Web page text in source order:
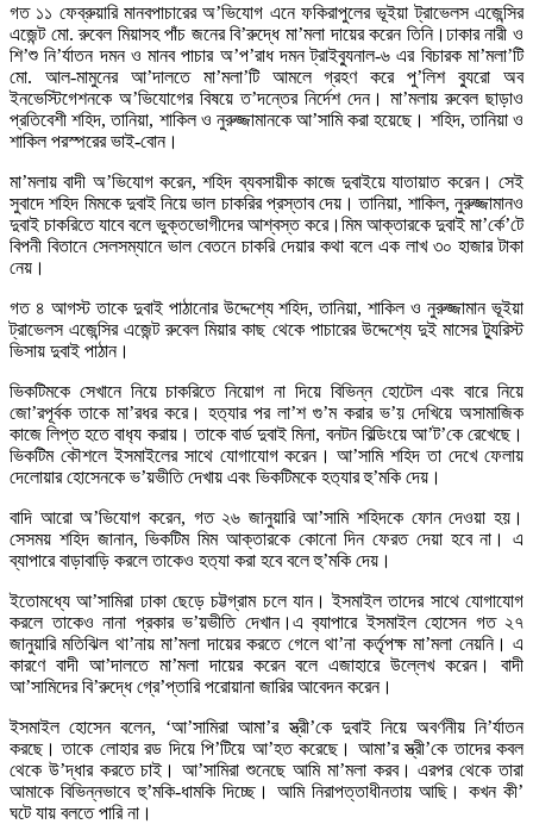
গত ১১ ফেব্রুয়ারি মানবপাচারের অ’ভিযোগ এনে ফকিরাপুলের ভূইয়া ট্রাভেলস এজেন্সির
এজেন্ট মো. রুবেল মিয়াসহ পাঁচ জনের বি’রুদ্ধে মা’মলা দায়ের করেন তিনি।ঢাকার নারী ও
শি’শু নি’র্যাতন দমন ও মানব পাচার অ’প’রাধ দমন ট্রাইব্যুনাল-৬ এর বিচারক মা’মলা’টি
মো. আল-মামুনের আ’দালতে মা’মলা’টি আমলে গ্রহণ করে পু’লিশ ব্যুরো অব
ইনভেস্টিগেশনকে অ’ভিযোগের বিষয়ে ত’দন্তের নির্দেশ দেন। মা’মলায় রুবেল ছাড়াও
প্রতিবেশী শহিদ, তানিয়া, শাকিল ও নুরুজ্জামানকে আ’সামি করা হয়েছে। শহিদ, তানিয়া ও
শাকিল পরস্পরের ভাই-বোন।
মা’মলায় বাদী অ’ভিযোগ করেন, শহিদ ব্যবসায়ীক কাজে দুবাইয়ে যাতায়াত করেন। সেই
সুবাদে শহিদ মিমকে দুবাই নিয়ে ভাল চাকরির প্রস্তাব দেয়। তানিয়া, শাকিল, নুরুজ্জামানও
দুবাই চাকরিতে যাবে বলে ভুক্তভোগীদের আশ্বস্ত করে।মিম আক্তারকে দুবাই মা’র্কে’টে
বিপনী বিতানে সেলসম্যানে ভাল বেতনে চাকরি দেয়ার কথা বলে এক লাখ ৩০ হাজার টাকা
নেয়।
গত ৪ আগস্ট তাকে দুবাই পাঠানোর উদ্দেশ্যে শহিদ, তানিয়া, শাকিল ও নুরুজ্জামান ভূইয়া
ট্রাভেলস এজেন্সির এজেন্ট রুবেল মিয়ার কাছ থেকে পাচারের উদ্দেশ্যে দুই মাসের ট্যুরিস্ট
ভিসায় দুবাই পাঠান।
ভিকটিমকে সেখানে নিয়ে চাকরিতে নিয়োগ না দিয়ে বিভিন্ন হোটেল এবং বারে নিয়ে
জো’রপূর্বক তাকে মা’রধর করে। হত‌্যার পর লা’শ গু’ম করার ভ’য় দেখিয়ে অসামাজিক
কাজে লিপ্ত হতে বাধ‌্য করায়। তাকে বার্ড দুবাই মিনা, বনটন বিল্ডিংয়ে আ’ট’কে রেখেছে।
ভিকটিম কৌশলে ইসমাইলের সাথে যোগাযোগ করেন। আ’সামি শহিদ তা দেখে ফেলায়
দেলোয়ার হোসেনকে ভ’য়ভীতি দেখায় এবং ভিকটিমকে হত‌্যার হু’মকি দেয়।
বাদি আরো অ’ভিযোগ করেন, গত ২৬ জানুয়ারি আ’সামি শহিদকে ফোন দেওয়া হয়।
সেসময় শহিদ জানান, ভিকটিম মিম আক্তারকে কোনো দিন ফেরত দেয়া হবে না। এ
ব্যাপারে বাড়াবাড়ি করলে তাকেও হত‌্যা করা হবে বলে হু’মকি দেয়।
ইতোমধ্যে আ’সামিরা ঢাকা ছেড়ে চট্টগ্রাম চলে যান। ইসমাইল তাদের সাথে যোগাযোগ
করলে তাকেও নানা প্রকার ভ’য়ভীতি দেখান।এ ব‌্যাপারে ইসমাইল হোসেন গত ২৭
জানুয়ারি মতিঝিল থা’নায় মা’মলা দায়ের করতে গেলে থা’না কর্তৃপক্ষ মা’মলা নেয়নি। এ
কারণে বাদী আ’দালতে মা’মলা দায়ের করেন বলে এজাহারে উল্লেখ করেন। বাদী
আ’সামিদের বি’রুদ্ধে গ্রে’প্তারি পরোয়ানা জারির আবেদন করেন।
ইসমাইল হোসেন বলেন, ‘আ’সামিরা আমা’র স্ত্রী’কে দুবাই নিয়ে অবর্ণনীয় নি’র্যাতন
করছে। তাকে লোহার রড দিয়ে পি’টিয়ে আ’হত করেছে। আমা’র স্ত্রী’কে তাদের কবল
থেকে উ’দ্ধার করতে চাই। আ’সামিরা শুনেছে আমি মা’মলা করব। এরপর থেকে তারা
আমাকে বিভিন্নভাবে হু’মকি-ধামকি দিচ্ছে। আমি নিরাপত্তাধীনতায় আছি। কখন কী’
ঘটে যায় বলতে পারি না।